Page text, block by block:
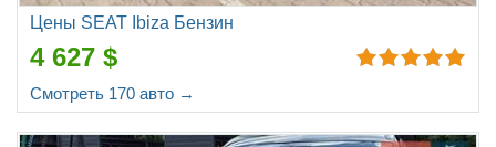
Цены SEAT Ibiza Бензин
4 627 $
Смотреть 170 авто →